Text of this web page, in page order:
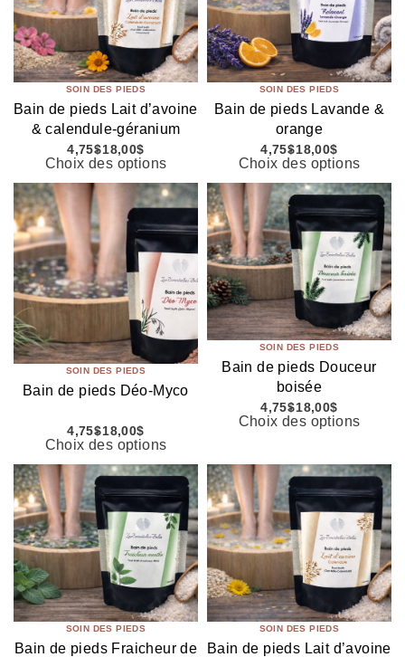
SOIN DES PIEDS
Bain de pieds Lait d’avoine
& calendule-géranium
4,75$18,00$
Choix des options
SOIN DES PIEDS
Bain de pieds Lavande &
orange
4,75$18,00$
Choix des options
SOIN DES PIEDS
Bain de pieds Déo-Myco
4,75$18,00$
Choix des options
SOIN DES PIEDS
Bain de pieds Douceur
boisée
4,75$18,00$
Choix des options
SOIN DES PIEDS
Bain de pieds Fraicheur de
SOIN DES PIEDS
Bain de pieds Lait d’avoine